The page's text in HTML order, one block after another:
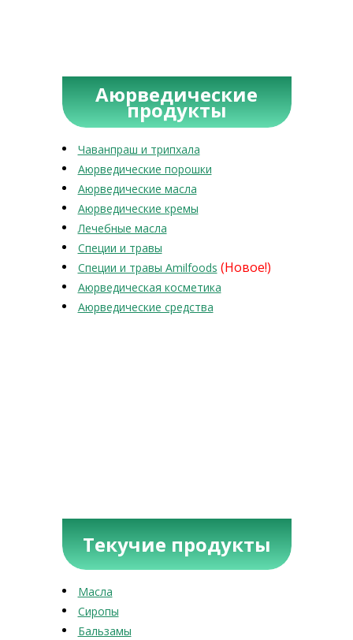
Аюрведические
продукты
Чаванпраш и трипхала
Аюрведические порошки
Аюрведические масла
Аюрведические кремы
Лечебные масла
Специи и травы
Специи и травы Amilfoods (Новое!)
Аюрведическая косметика
Аюрведические средства
Текучие продукты
Масла
Сиропы
Бальзамы